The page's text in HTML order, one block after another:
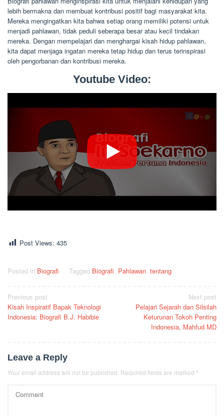
lebih bermakna dan membuat kontribusi positif bagi masyarakat kita.
Mereka mengingatkan kita bahwa setiap orang memiliki potensi untuk
menjadi pahlawan, tidak peduli seberapa besar atau kecil tindakan
mereka. Dengan mempelajari dan menghargai kisah hidup pahlawan,
kita dapat menjaga ingatan mereka tetap hidup dan terus terinspirasi
oleh pengorbanan dan kontribusi mereka.
Youtube Video:
Post Views: 435
Posted in Biografi Tagged Biografi, Pahlawan, tentang
Post
navigation
Previous post
Kisah Inspiratif Bapak Teknologi
Indonesia: Biografi B.J. Habibie
Next post
Pelajari Sejarah dan Silsilah
Keturunan Tokoh Penting
Indonesia, Mahfud MD
Leave a Reply
Your email address will not be published. Required fields are marked *